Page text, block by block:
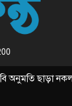
অনুমতি ছাড়া